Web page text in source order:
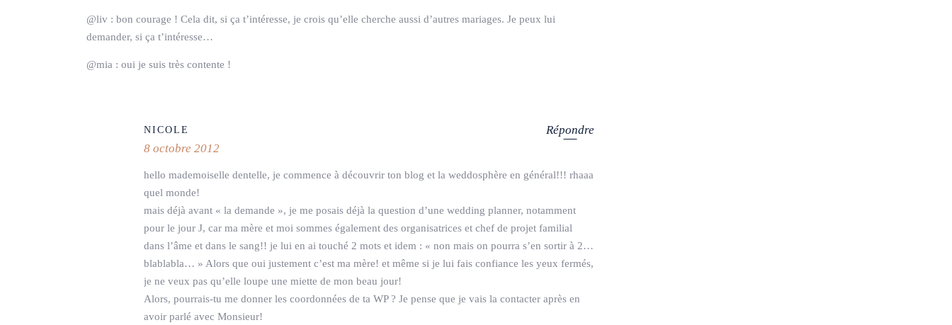
@liv : bon courage ! Cela dit, si ça t’intéresse, je crois qu’elle cherche aussi d’autres mariages. Je peux lui
demander, si ça t’intéresse…
@mia : oui je suis très contente !
NICOLE
Répondre
8 octobre 2012
hello mademoiselle dentelle, je commence à découvrir ton blog et la weddosphère en général!!! rhaaa
quel monde!
mais déjà avant « la demande », je me posais déjà la question d’une wedding planner, notamment
pour le jour J, car ma mère et moi sommes également des organisatrices et chef de projet familial
dans l’âme et dans le sang!! je lui en ai touché 2 mots et idem : « non mais on pourra s’en sortir à 2…
blablabla… » Alors que oui justement c’est ma mère! et même si je lui fais confiance les yeux fermés,
je ne veux pas qu’elle loupe une miette de mon beau jour!
Alors, pourrais-tu me donner les coordonnées de ta WP ? Je pense que je vais la contacter après en
avoir parlé avec Monsieur!